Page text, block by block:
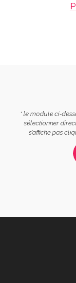
* le module ci-
sélectionner
s’affiche pas